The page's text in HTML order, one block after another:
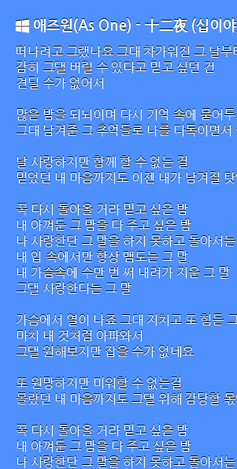
애즈원(As One) - 十二夜 (십이
떠나려고 그랬나요 그대 차가워진 그 날부
감히 그댈 버릴 수 있다고 믿고 싶던 건
견딜 수가 없어서
많은 밤을 되뇌이며 다시 기억 속에 묻어
그대 남겨준 그 추억들로 나를 다독이면서
날 사랑하지만 함께 할 수 없는 걸
믿었던 내 마음까지도 이젠 내가 남겨질
꼭 다시 돌아올 거라 믿고 싶은 밤
내 아껴둔 그 맘을 다 주고 싶은 밤
나 사랑한단 그 말을 하지 못하고 돌아서
내 입 속에서만 항상 맴도는 그 말
내 가슴속에 수만 번 써 내려가 지운 그 말
그댈 사랑한다는 그 말
가슴에서 열이 나죠 그대 지치고 또 힘든
마치 내 것처럼 아파와서
그댈 원해보지만 잡을 수가 없네요
또 원망하지만 미워할 수 없는걸
몰랐던 내 마음까지도 그댈 위해 감당할
꼭 다시 돌아올 거라 믿고 싶은 밤
내 아껴둔 그 맘을 다 주고 싶은 밤
나 사랑한단 그 말을 하지 못하고 돌아서